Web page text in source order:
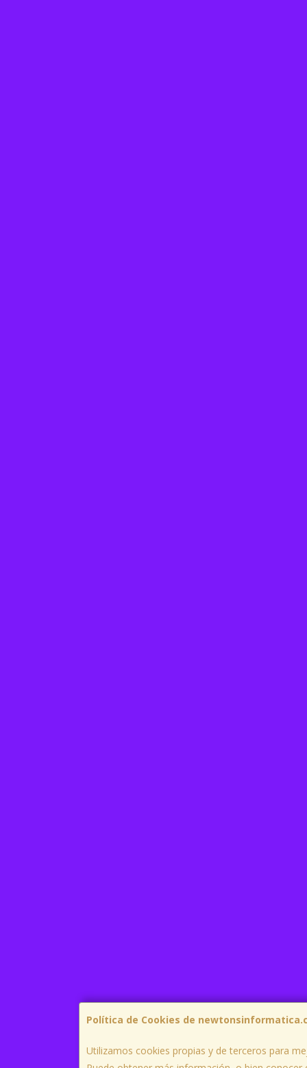
Política de Cookies de
Utilizamos cookies propias y de terceros para